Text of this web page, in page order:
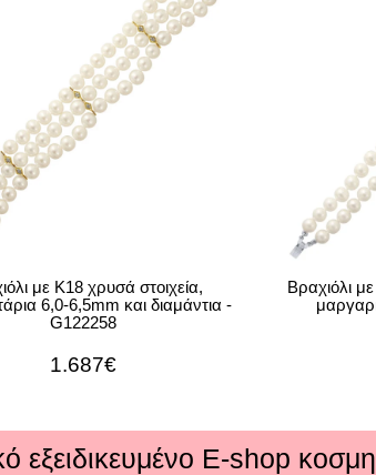
με Κ18 χρυσά στοιχεία,
6,0-6,5mm και διαμάντια -
G122258
1.687€
Βραχιόλι
εξειδικευμένο E-shop